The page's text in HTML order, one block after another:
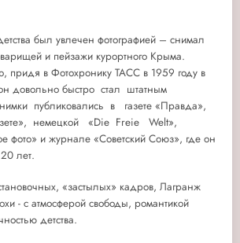
был увлечен фотографией – снимал
и пейзажи курортного Крыма.
придя в Фотохронику ТАСС в 1959 году в
довольно быстро стал штатным
публиковались в газете «Правда»,
немецкой «Die Freie Welt»,
фото» и журнале «Советский Союз», где он
лет.
«застылых» кадров, Лагранж
- с атмосферой свободы, романтикой
детства.